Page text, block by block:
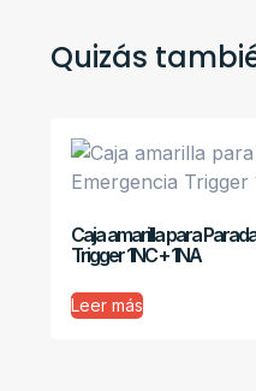
Quizás
Caja amarilla para
Trigger 1NC + 1NA
Leer más